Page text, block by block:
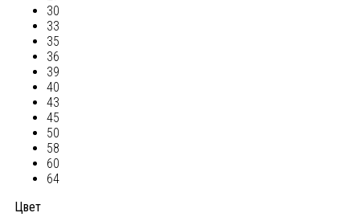
30
33
35
36
39
40
43
45
50
58
60
64
Цвет